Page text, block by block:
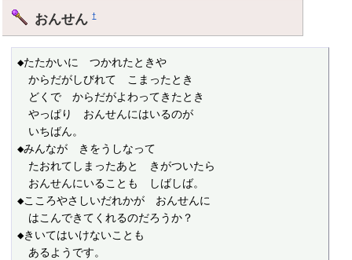
おんせん†
◆たたかいに　つかれたときや
からだがしびれて　こまったとき
どくで　からだがよわってきたとき
やっぱり　おんせんにはいるのが
いちばん。
◆みんなが　きをうしなって
たおれてしまったあと　きがついたら
おんせんにいることも　しばしば。
◆こころやさしいだれかが　おんせんに
はこんできてくれるのだろうか？
◆きいてはいけないことも
あるようです。